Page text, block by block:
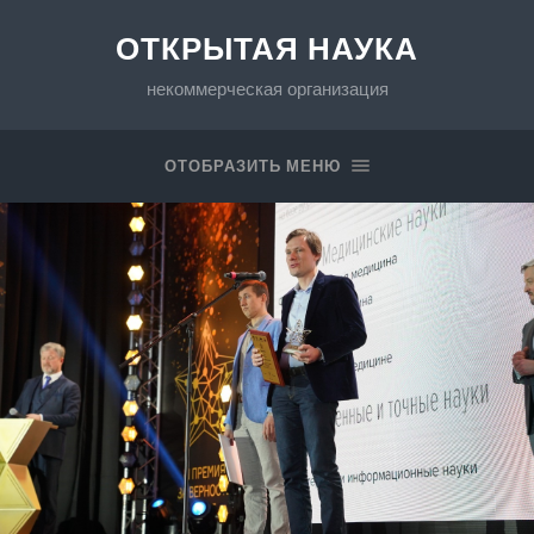
ОТКРЫТАЯ НАУКА
некоммерческая организация
ОТОБРАЗИТЬ МЕНЮ